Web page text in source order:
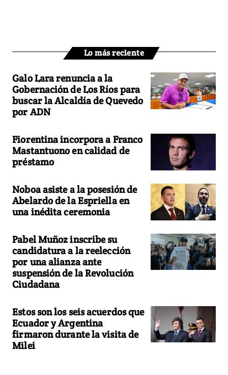
Lo más reciente
Galo Lara renuncia a la
Gobernación de Los Ríos para
buscar la Alcaldía de Quevedo
por ADN
Fiorentina incorpora a Franco
Mastantuono en calidad de
préstamo
Noboa asiste a la posesión de
Abelardo de la Espriella en
una inédita ceremonia
Pabel Muñoz inscribe su
candidatura a la reelección
por una alianza ante
suspensión de la Revolución
Ciudadana
Estos son los seis acuerdos que
Ecuador y Argentina
firmaron durante la visita de
Milei